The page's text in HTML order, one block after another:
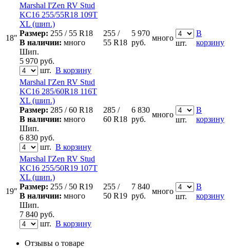
18"
Marshal I'Zen RV Stud
KC16 255/55R18 109T
XL (шип.)
Размер: 255 / 55 R18
В наличии: много
Шип.
5 970 руб.
шт. В корзину
255 /
55 R18
5 970
руб.
много
шт.
В
корзину
Marshal I'Zen RV Stud
KC16 285/60R18 116T
XL (шип.)
Размер: 285 / 60 R18
В наличии: много
Шип.
6 830 руб.
шт. В корзину
285 /
60 R18
6 830
руб.
много
шт.
В
корзину
19"
Marshal I'Zen RV Stud
KC16 255/50R19 107T
XL (шип.)
Размер: 255 / 50 R19
В наличии: много
Шип.
7 840 руб.
шт. В корзину
255 /
50 R19
7 840
руб.
много
шт.
В
корзину
Отзывы о товаре